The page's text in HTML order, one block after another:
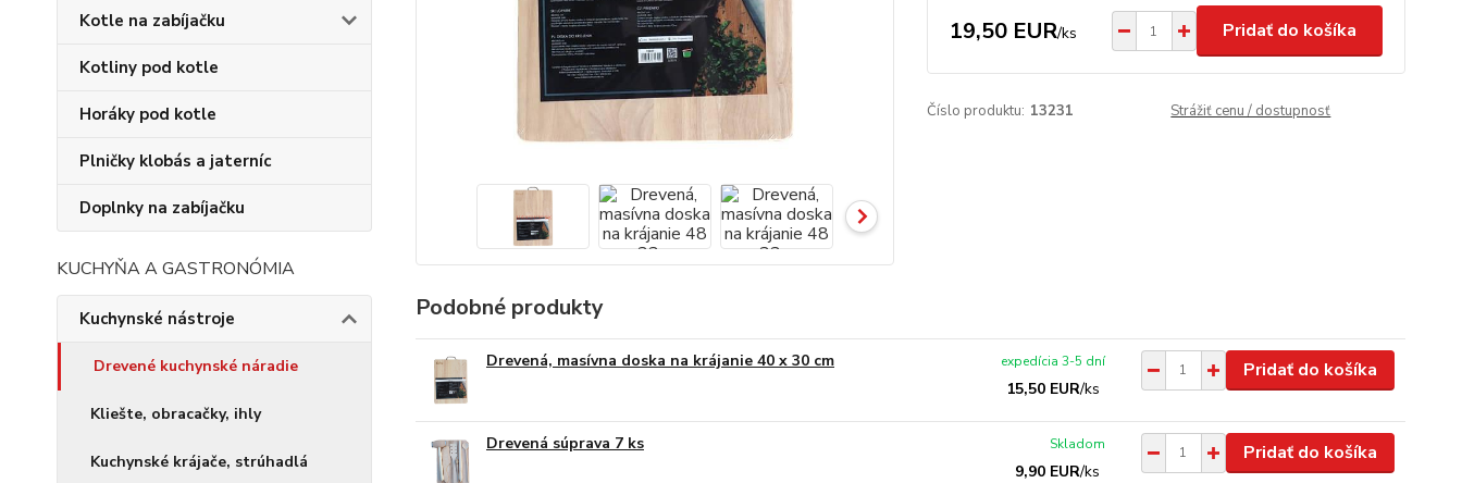
Kotle na zabíjačku
Kotliny pod kotle
Horáky pod kotle
Plničky klobás a jaterníc
Doplnky na zabíjačku
KUCHYŇA A GASTRONÓMIA
Kuchynské nástroje
Drevené kuchynské náradie
Kliešte, obracačky, ihly
Kuchynské krájače, strúhadlá
19,50 EUR/ks Pridať do košíka
Číslo produktu: 13231 Strážiť cenu / dostupnosť
Podobné produkty
Drevená, masívna doska na krájanie 40 x 30 cm
15,50 EUR/ks
expedícia 3-5 dní Pridať do košíka
Drevená súprava 7 ks
9,90 EUR/ks
Skladom Pridať do košíka